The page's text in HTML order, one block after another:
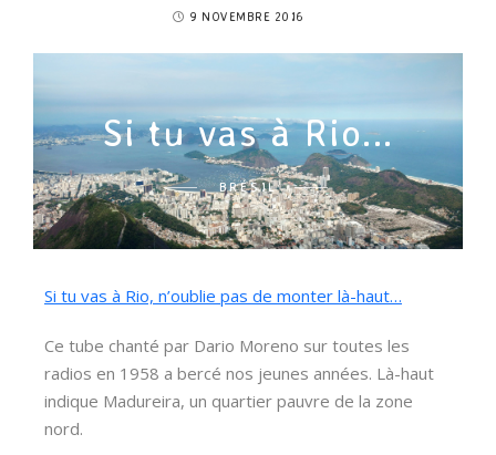
9 NOVEMBRE 2016
Si tu vas à Rio...
BRÉSIL
Si tu vas à Rio, n’oublie pas de monter là-haut…
Ce tube chanté par Dario Moreno sur toutes les
radios en 1958 a bercé nos jeunes années. Là-haut
indique Madureira, un quartier pauvre de la zone
nord.